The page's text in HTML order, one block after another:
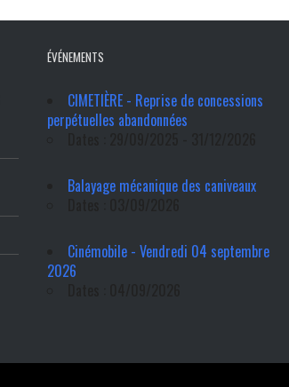
ÉVÉNEMENTS
CIMETIÈRE - Reprise de concessions
perpétuelles abandonnées
Balayage mécanique des caniveaux
Cinémobile - Vendredi 04 septembre
2026